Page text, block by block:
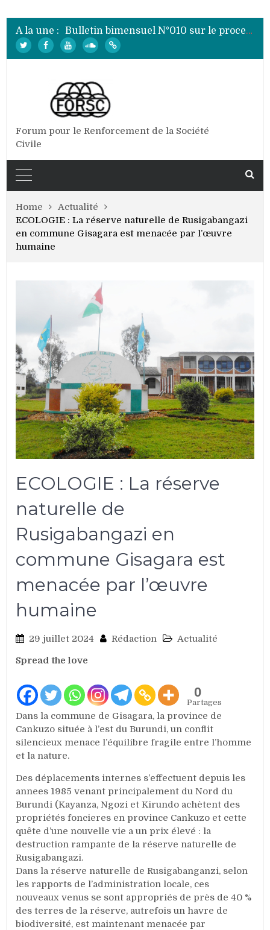
A la une :
Bulletin bimensuel N°010 sur le processus électoral de 2020 au Burundi
Bulletin bimensuel N°009 sur le processus électoral de 2020 au Burundi
Bulletin bimensuel N°007 sur le processus électoral de 2020 au Burundi
Forum pour le Renforcement de la Société
Civile
Home
Actualité
ECOLOGIE : La réserve naturelle de Rusigabangazi
en commune Gisagara est menacée par l’œuvre
humaine
ECOLOGIE : La réserve
naturelle de
Rusigabangazi en
commune Gisagara est
menacée par l’œuvre
humaine
29 juillet 2024 Rédaction
Actualité
Spread the love
0
Partages
Dans la commune de Gisagara, la province de
Cankuzo située à l’est du Burundi, un conflit
silencieux menace l’équilibre fragile entre l’homme
et la nature.
Des déplacements internes s’effectuent depuis les
annees 1985 venant principalement du Nord du
Burundi (Kayanza, Ngozi et Kirundo achètent des
propriétés foncieres en province Cankuzo et cette
quête d’une nouvelle vie a un prix élevé : la
destruction rampante de la réserve naturelle de
Rusigabangazi.
Dans la réserve naturelle de Rusigabanganzi, selon
les rapports de l’administration locale, ces
nouveaux venus se sont appropriés de près de 40 %
des terres de la réserve, autrefois un havre de
biodiversité, est maintenant menacée par